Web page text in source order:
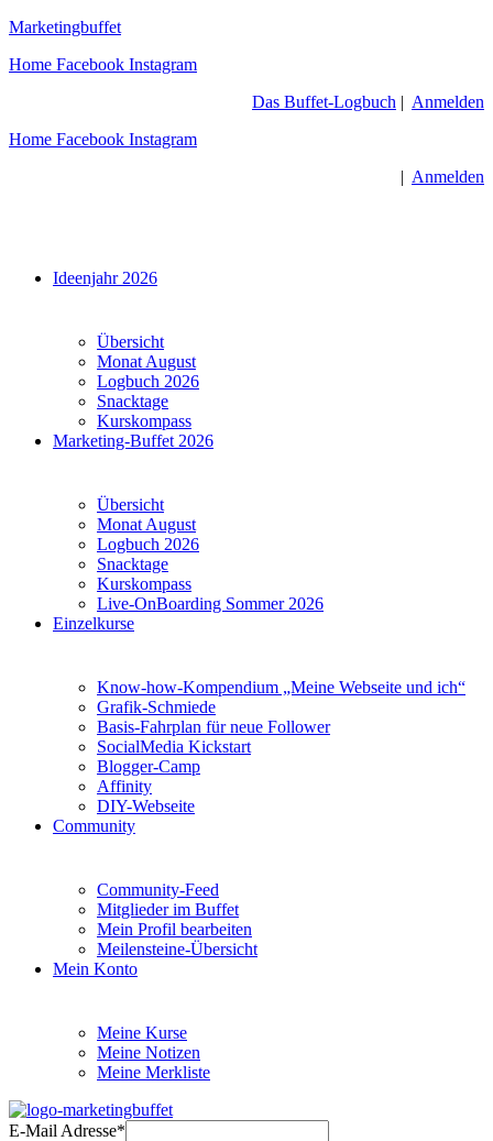
Zum
springen
Marketingbuffet
Home Facebook Instagram
Das Buffet-Logbuch | Anmelden
Home Facebook Instagram
| Anmelden
Menü Ideenjahr 2026
Übersicht
Monat August
Logbuch 2026
Snacktage
Kurskompass
Marketing-Buffet 2026
Übersicht
Monat August
Logbuch 2026
Snacktage
Kurskompass
Live-OnBoarding Sommer 2026
Einzelkurse
Know-how-Kompendium „Meine Webseite und ich“
Grafik-Schmiede
Basis-Fahrplan für neue Follower
SocialMedia Kickstart
Blogger-Camp
Affinity
DIY-Webseite
Community
Community-Feed
Mitglieder im Buffet
Mein Profil bearbeiten
Meilensteine-Übersicht
Mein Konto
Meine Kurse
Meine Notizen
Meine Merkliste
E-Mail Adresse*